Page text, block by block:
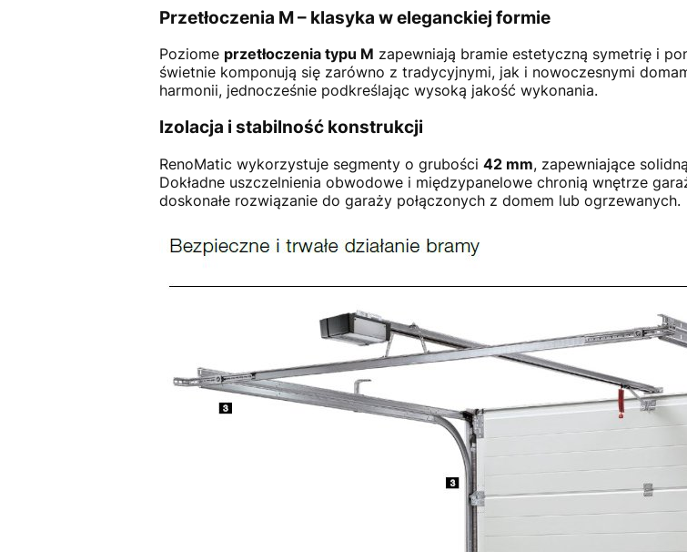
Przetłoczenia M – klasyka w eleganckiej formie
Poziome przetłoczenia typu M zapewniają bramie estetyczną symetrię i
świetnie komponują się zarówno z tradycyjnymi, jak i nowoczesnymi
harmonii, jednocześnie podkreślając wysoką jakość wykonania.
Izolacja i stabilność konstrukcji
RenoMatic wykorzystuje segmenty o grubości 42 mm, zapewniające
Dokładne uszczelnienia obwodowe i międzypanelowe chronią wnętrze
doskonałe rozwiązanie do garaży połączonych z domem lub ogrzewanych.